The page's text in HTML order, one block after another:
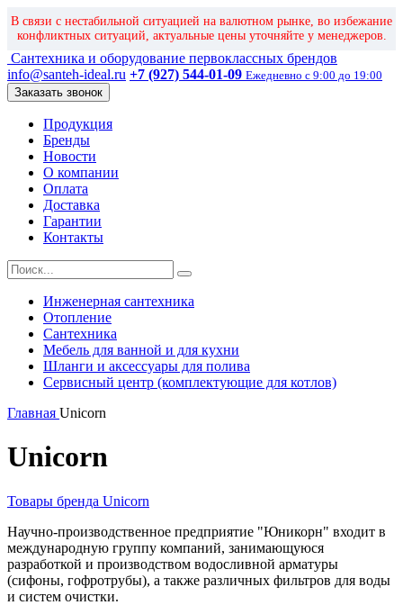
В связи с нестабильной ситуацией на валютном рынке, во избежание
конфликтных ситуаций, актуальные цены уточняйте у менеджеров.
Сантехника и оборудование первоклассных брендов
info@santeh-ideal.ru +7 (927) 544-01-09 Ежедневно с 9:00 до 19:00
Заказать звонок
Продукция
Бренды
Новости
О компании
Оплата
Доставка
Гарантии
Контакты
Инженерная сантехника
Отопление
Сантехника
Мебель для ванной и для кухни
Шланги и аксессуары для полива
Сервисный центр (комплектующие для котлов)
Главная Unicorn
Unicorn
Товары бренда Unicorn
Научно-производственное предприятие "Юникорн" входит в
международную группу компаний, занимающуюся
разработкой и производством водосливной арматуры
(сифоны, гофротрубы), а также различных фильтров для воды
и систем очистки.